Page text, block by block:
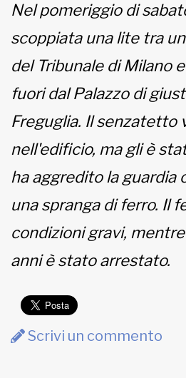
RUBRICHE
MUNICIPI
Inviateci le vostre segnalazioni
www.viveremilano.info
Bernardis
EDB edizioni - Via Brivio angolo C.
Imbonati, 89 20159 Milano (Italia)
Informativa sulla privacy
Nel pomeriggio di
scoppiata una lite tra
del Tribunale di Milano
fuori dal Palazzo di
Freguglia. Il senzatetto
nell'edificio, ma gli è
ha aggredito la guardia
una spranga di ferro. Il
condizioni gravi,
anni è stato arrestato.
Scrivi un commento